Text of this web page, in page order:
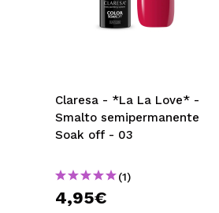
Claresa - *La La Love* -
Smalto semipermanente
Soak off - 03
(1)
4,95€